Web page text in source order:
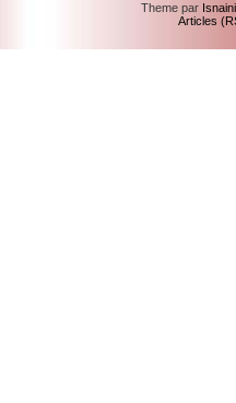
Theme par
Articles